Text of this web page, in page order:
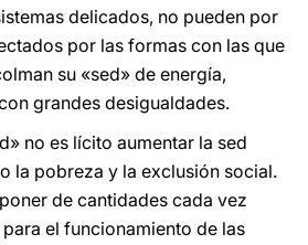
delicados, no pueden por
por las formas con las que
su «sed» de energía,
grandes desigualdades.
no es lícito aumentar la sed
la pobreza y la exclusión social.
de cantidades cada vez
el funcionamiento de las